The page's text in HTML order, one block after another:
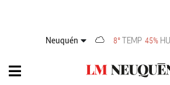
Neuquén 8°TEMP 45%